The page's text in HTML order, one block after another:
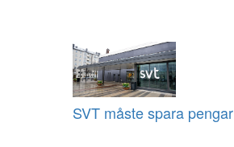
SVT måste spara pengar